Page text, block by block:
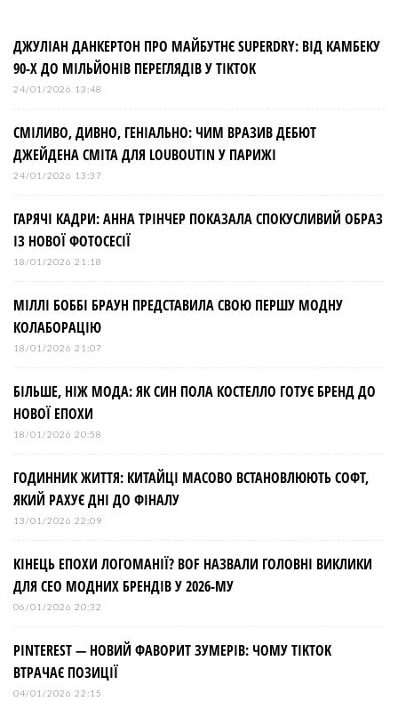
ДЖУЛІАН ДАНКЕРТОН ПРО МАЙБУТНЄ SUPERDRY: ВІД КАМБЕКУ
90-Х ДО МІЛЬЙОНІВ ПЕРЕГЛЯДІВ У TIKTOK
24/01/2026 13:48
СМІЛИВО, ДИВНО, ГЕНІАЛЬНО: ЧИМ ВРАЗИВ ДЕБЮТ
ДЖЕЙДЕНА СМІТА ДЛЯ LOUBOUTIN У ПАРИЖІ
24/01/2026 13:37
ГАРЯЧІ КАДРИ: АННА ТРІНЧЕР ПОКАЗАЛА СПОКУСЛИВИЙ ОБРАЗ
ІЗ НОВОЇ ФОТОСЕСІЇ
18/01/2026 21:18
МІЛЛІ БОББІ БРАУН ПРЕДСТАВИЛА СВОЮ ПЕРШУ МОДНУ
КОЛАБОРАЦІЮ
18/01/2026 21:07
БІЛЬШЕ, НІЖ МОДА: ЯК СИН ПОЛА КОСТЕЛЛО ГОТУЄ БРЕНД ДО
НОВОЇ ЕПОХИ
18/01/2026 20:58
ГОДИННИК ЖИТТЯ: КИТАЙЦІ МАСОВО ВСТАНОВЛЮЮТЬ СОФТ,
ЯКИЙ РАХУЄ ДНІ ДО ФІНАЛУ
13/01/2026 22:09
КІНЕЦЬ ЕПОХИ ЛОГОМАНІЇ? BOF НАЗВАЛИ ГОЛОВНІ ВИКЛИКИ
ДЛЯ СЕО МОДНИХ БРЕНДІВ У 2026-МУ
06/01/2026 20:32
PINTEREST — НОВИЙ ФАВОРИТ ЗУМЕРІВ: ЧОМУ TIKTOK
ВТРАЧАЄ ПОЗИЦІЇ
04/01/2026 22:15